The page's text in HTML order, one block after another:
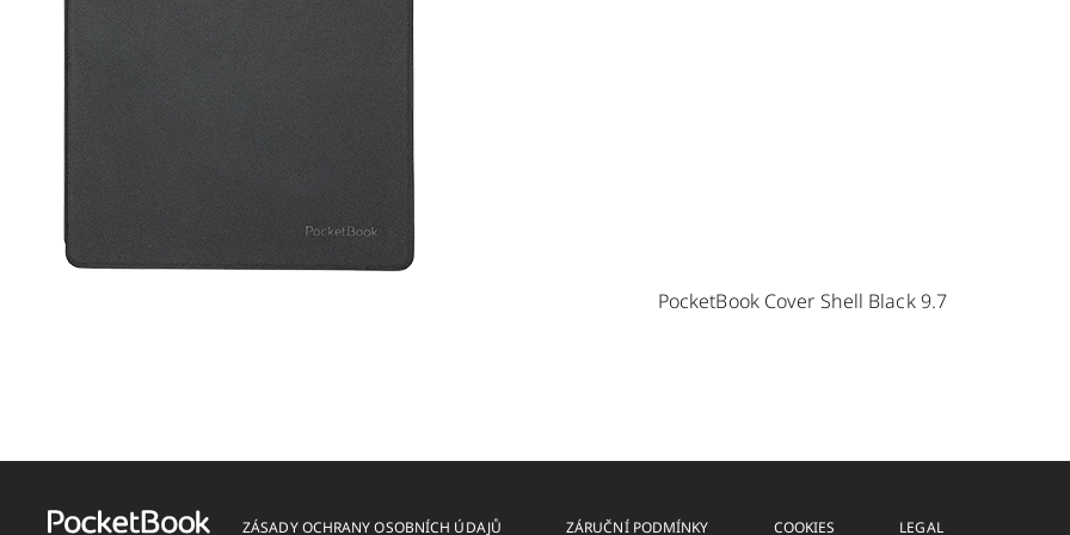
PocketBook Cover Shell Black 9.7
ZÁSADY OCHRANY OSOBNÍCH ÚDAJŮ ZÁRUČNÍ PODMÍNKY COOKIES LEGAL